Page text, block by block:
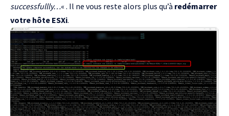
successfullly…« . Il ne vous reste alors plus qu’à redémarrer
votre hôte ESXi.